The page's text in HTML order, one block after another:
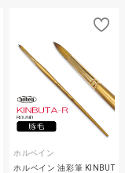
ホルベイン
ホルベイン 油彩筆 KINBUT